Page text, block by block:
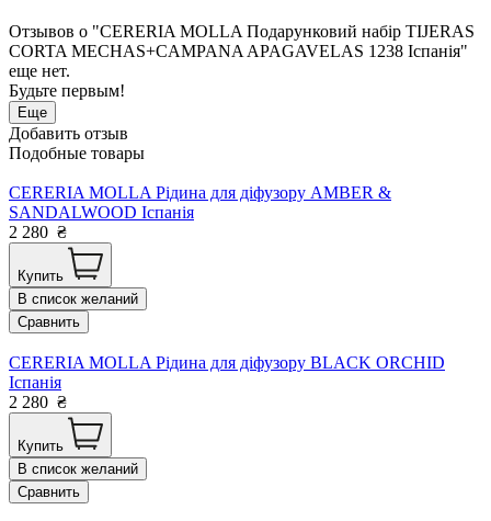
Отзывов о "CERERIA MOLLA Подарунковий набір TIJERAS
CORTA MECHAS+CAMPANA APAGAVELAS 1238 Іспанія"
еще нет.
Будьте первым!
Еще
Добавить отзыв
Подобные товары
CERERIA MOLLA Рідина для діфузору AMBER &
SANDALWOOD Іспанія
2 280 ₴
Купить
В список желаний
Сравнить
CERERIA MOLLA Рідина для діфузору BLACK ORCHID
Іспанія
2 280 ₴
Купить
В список желаний
Сравнить